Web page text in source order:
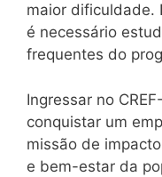
maior dificuldade.
é necessário
frequentes do
Ingressar no
conquistar um
missão de
e bem-estar da